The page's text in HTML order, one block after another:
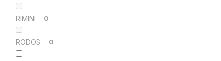
RIMINI 0
RODOS 0